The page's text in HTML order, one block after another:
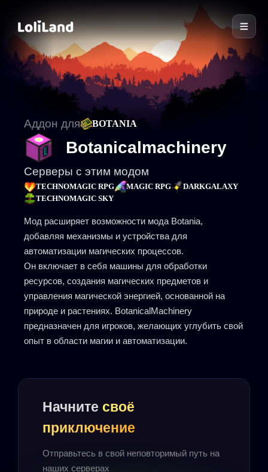
LoliLand
Аддон для BOTANIA
Botanicalmachinery
Серверы с этим модом
TECHNOMAGIC RPG MAGIC RPG
DARKGALAXY
TECHNOMAGIC SKY
Мод расширяет возможности мода Botania,
добавляя механизмы и устройства для
автоматизации магических процессов.
Он включает в себя машины для обработки
ресурсов, создания магических предметов и
управления магической энергией, основанной на
природе и растениях. BotanicalMachinery
предназначен для игроков, желающих углубить свой
опыт в области магии и автоматизации.
Начните своё
приключение
Отправьтесь в свой неповторимый путь на
наших серверах